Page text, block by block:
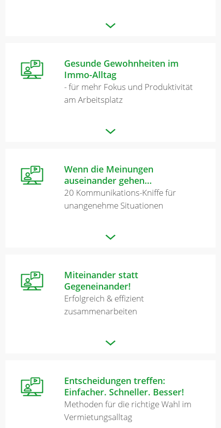
Gesunde Gewohnheiten im
Immo-Alltag
- für mehr Fokus und Produktivität
am Arbeitsplatz
Wenn die Meinungen
auseinander gehen…
20 Kommunikations-Kniffe für
unangenehme Situationen
Miteinander statt
Gegeneinander!
Erfolgreich & effizient
zusammenarbeiten
Entscheidungen treffen:
Einfacher. Schneller. Besser!
Methoden für die richtige Wahl im
Vermietungsalltag